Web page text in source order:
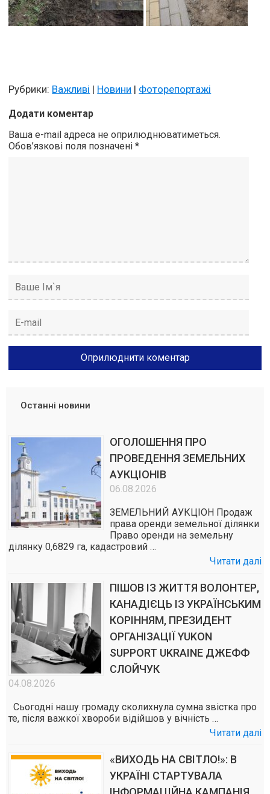
Рубрики: Важливі | Новини | Фоторепортажі
Додати коментар
Ваша e-mail адреса не оприлюднюватиметься.
Обов’язкові поля позначені*
Останні новини
ОГОЛОШЕННЯ ПРО
ПРОВЕДЕННЯ ЗЕМЕЛЬНИХ
АУКЦІОНІВ
06.08.2026
ЗЕМЕЛЬНИЙ АУКЦІОН Продаж
права оренди земельної ділянки
Право оренди на земельну
ділянку 0,6829 га, кадастровий …
Читати далі
ПІШОВ ІЗ ЖИТТЯ ВОЛОНТЕР,
КАНАДІЄЦЬ ІЗ УКРАЇНСЬКИМ
КОРІННЯМ, ПРЕЗИДЕНТ
ОРГАНІЗАЦІЇ YUKON
SUPPORT UKRAINE ДЖЕФФ
СЛОЙЧУК
04.08.2026
Сьогодні нашу громаду сколихнула сумна звістка про
те, після важкої хвороби відійшов у вічність …
Читати далі
«ВИХОДЬ НА СВІТЛО!»: В
УКРАЇНІ СТАРТУВАЛА